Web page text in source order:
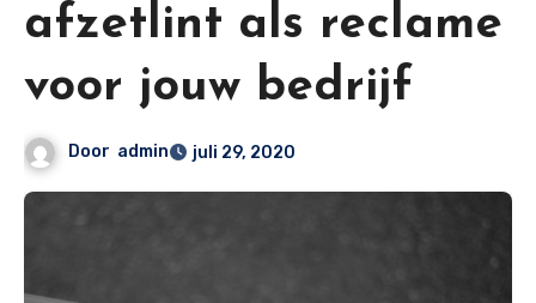
afzetlint als reclame
voor jouw bedrijf
Door admin juli 29, 2020